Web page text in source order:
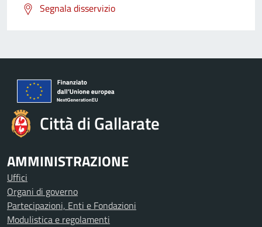
Segnala disservizio
Città di Gallarate
AMMINISTRAZIONE
Uffici
Organi di governo
Partecipazioni, Enti e Fondazioni
Modulistica e regolamenti